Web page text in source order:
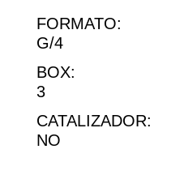
FORMATO:
G/4
BOX:
3
CATALIZADOR:
NO